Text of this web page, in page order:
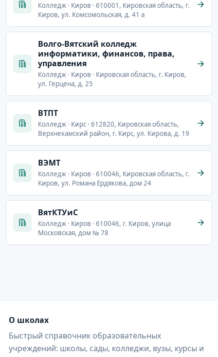
Колледж · Киров · 610001, Кировская область, г.
Киров, ул. Комсомольская, д. 41 а
Волго-Вятский колледж
информатики, финансов, права,
управления
Колледж · Киров · Кировская область, г. Киров,
ул. Герцена, д. 25
ВТПТ
Колледж · Кирс · 612820, Кировская область,
Верхнекамский район, г. Кирс, ул. Кирова, д. 19
ВЭМТ
Колледж · Киров · 610046, Кировская область, г.
Киров, ул. Романа Ердякова, дом 24
ВятКТУиС
Колледж · Киров · 610046, г. Киров, улица
Московская, дом № 78
О школах
Быстрый справочник образовательных
учреждений: школы, сады, колледжи, вузы, курсы и